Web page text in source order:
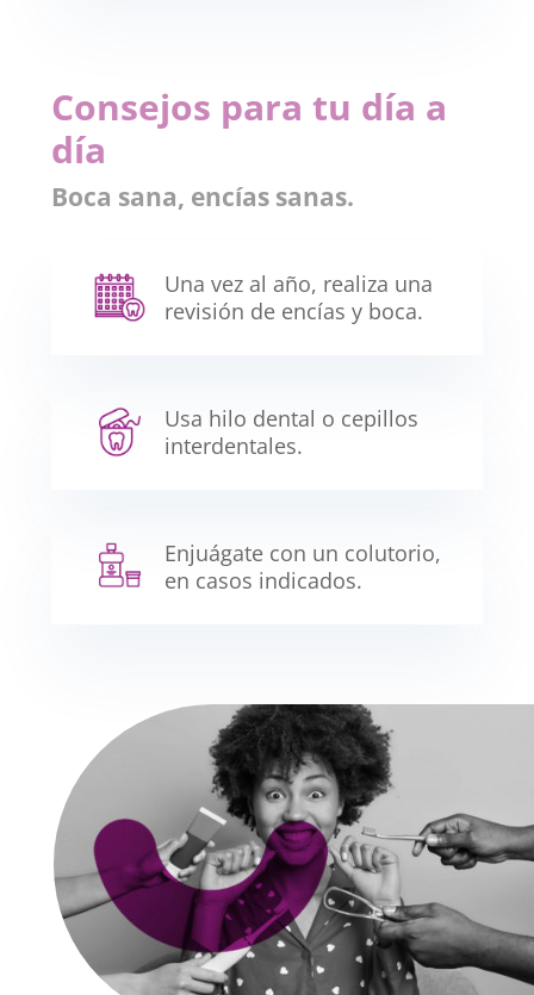
Consejos para tu día a
día
Boca sana, encías sanas.
Una vez al año, realiza una
revisión de encías y boca.
Usa hilo dental o cepillos
interdentales.
Enjuágate con un colutorio,
en casos indicados.